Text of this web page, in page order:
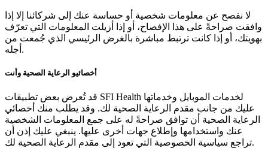
لا نفصح عن معلومات شخصية أو حساسة عنك إلى شركائنا إلا إذا
وافقت صراحةً على هذا الإفصاح، أو إذا أزيلت المعلومات التي تعرّف
بهويتك، أو إذا كانت ترتبط مباشرة بالغرض الرئيسي الذي جُمعت من
أجله.
قد تُعرض بعض تطبيقات SFI Health لخدمات الموبايل وخدماتها
عليك من جانب مقدم الرعاية الصحية لك. وقد يطلب منك أخصائي
الرعاية الصحية أن توافق صراحةً له على جمع المعلومات الشخصية
عنك واستخدامها وإطلاع جهات أخرى عليها. ينبغي عليك إذن أن
تراجع سياسية الخصوصية التي تعود إلى مقدم الرعاية الصحية لك.